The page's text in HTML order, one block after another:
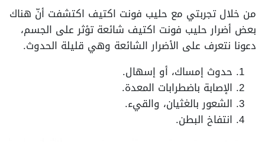
من خلال تجربتي مع حليب فونت اكتيف اكتشفت أنّ هناك
بعض أضرار حليب فونت اكتيف شائعة تؤثر على الجسم،
دعونا نتعرف على الأضرار الشائعة وهي قليلة الحدوث.
حدوث إمساك، أو إسهال.
الإصابة باضطرابات المعدة.
الشعور بالغثيان، والقيء.
انتفاخ البطن.